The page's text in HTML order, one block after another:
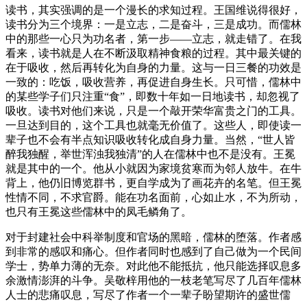
读书，其实强调的是一个漫长的求知过程。王国维说得很好，
读书分为三个境界：一是立志，二是奋斗，三是成功。而儒林
中的那些一心只为功名者，第一步——立志，就走错了。在我
看来，读书就是人在不断汲取精神食粮的过程。其中最关键的
在于吸收，然后再转化为自身的力量。这与一日三餐的功效是
一致的：吃饭，吸收营养，再促进自身生长。只可惜，儒林中
的某些学子们只注重“食”，即数十年如一日地读书，却忽视了
吸收。读书对他们来说，只是一个敲开荣华富贵之门的工具。
一旦达到目的，这个工具也就毫无价值了。这些人，即使读一
辈子也不会有半点知识吸收转化成自身力量。当然，“世人皆
醉我独醒，举世浑浊我独清”的人在儒林中也不是没有。王冕
就是其中的一个。他从小就因为家境贫寒而为邻人放牛。在牛
背上，他仍旧博览群书，更自学成为了画花卉的名笔。但王冕
性情不同，不求官爵。能在功名面前，心如止水，不为所动，
也只有王冕这些儒林中的凤毛鳞角了。
对于封建社会中科举制度和官场的黑暗，儒林的堕落。作者感
到非常的感叹和痛心。但作者同时也感到了自己做为一个民间
学士，势单力薄的无奈。对此他不能抵抗，他只能选择叹息多
余激情澎湃的斗争。吴敬梓用他的一枝老笔写尽了几百年儒林
人士的悲痛叹息，写尽了作者一个一辈子盼望期许的盛世儒